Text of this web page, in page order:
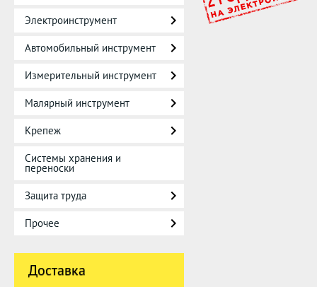
Электроинструмент
Автомобильный инструмент
Измерительный инструмент
Малярный инструмент
Крепеж
Системы хранения и
переноски
Защита труда
Прочее
Доставка